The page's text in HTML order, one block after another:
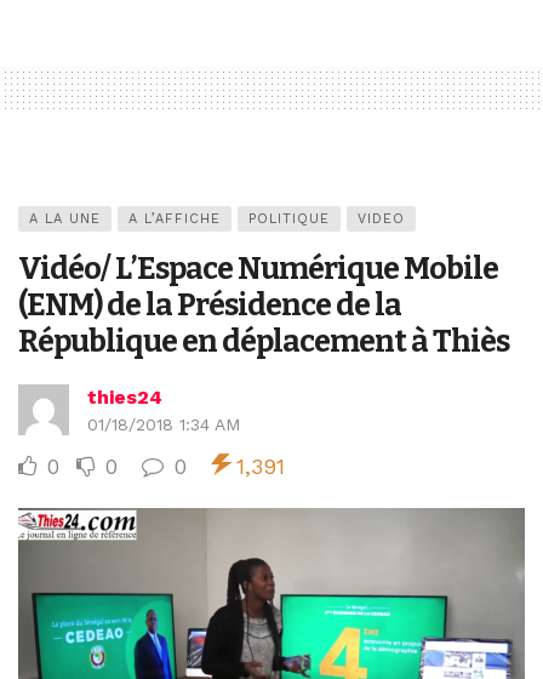
A LA UNE A L’AFFICHE POLITIQUE VIDEO
Vidéo/ L’Espace Numérique Mobile
(ENM) de la Présidence de la
République en déplacement à Thiès
thies24
01/18/2018 1:34 AM
0 0 0 1,391